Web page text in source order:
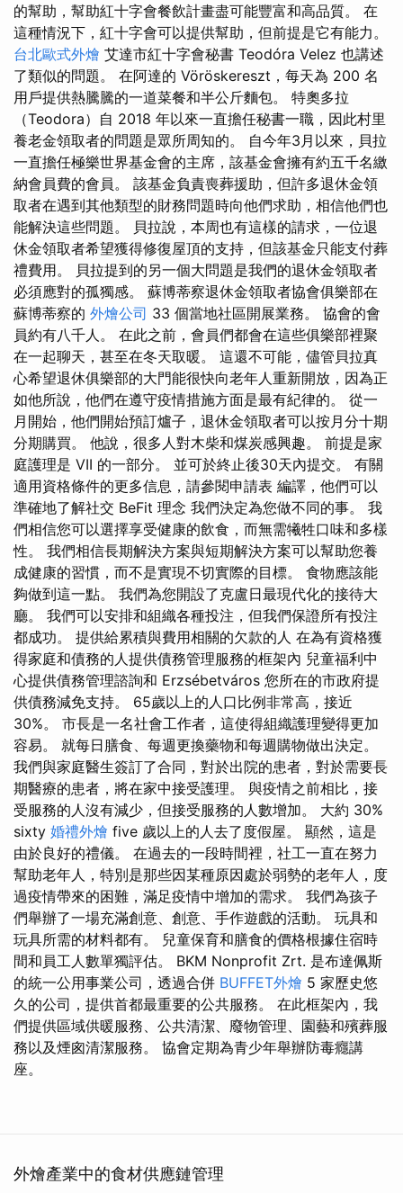
的幫助，幫助紅十字會餐飲計畫盡可能豐富和高品質。 在
這種情況下，紅十字會可以提供幫助，但前提是它有能力。
台北歐式外燴 艾達市紅十字會秘書 Teodóra Velez 也講述
了類似的問題。 在阿達的 Vöröskereszt，每天為 200 名
用戶提供熱騰騰的一道菜餐和半公斤麵包。 特奧多拉
（Teodora）自 2018 年以來一直擔任秘書一職，因此村里
養老金領取者的問題是眾所周知的。 自今年3月以來，貝拉
一直擔任極樂世界基金會的主席，該基金會擁有約五千名繳
納會員費的會員。 該基金負責喪葬援助，但許多退休金領
取者在遇到其他類型的財務問題時向他們求助，相信他們也
能解決這些問題。 貝拉說，本周也有這樣的請求，一位退
休金領取者希望獲得修復屋頂的支持，但該基金只能支付葬
禮費用。 貝拉提到的另一個大問題是我們的退休金領取者
必須應對的孤獨感。 蘇博蒂察退休金領取者協會俱樂部在
蘇博蒂察的 外燴公司 33 個當地社區開展業務。 協會的會
員約有八千人。 在此之前，會員們都會在這些俱樂部裡聚
在一起聊天，甚至在冬天取暖。 這還不可能，儘管貝拉真
心希望退休俱樂部的大門能很快向老年人重新開放，因為正
如他所說，他們在遵守疫情措施方面是最有紀律的。 從一
月開始，他們開始預訂爐子，退休金領取者可以按月分十期
分期購買。 他說，很多人對木柴和煤炭感興趣。 前提是家
庭護理是 VII 的一部分。 並可於終止後30天內提交。 有關
適用資格條件的更多信息，請參閱申請表 編譯，他們可以
準確地了解社交 BeFit 理念 我們決定為您做不同的事。 我
們相信您可以選擇享受健康的飲食，而無需犧牲口味和多樣
性。 我們相信長期解決方案與短期解決方案可以幫助您養
成健康的習慣，而不是實現不切實際的目標。 食物應該能
夠做到這一點。 我們為您開設了克盧日最現代化的接待大
廳。 我們可以安排和組織各種投注，但我們保證所有投注
都成功。 提供給累積與費用相關的欠款的人 在為有資格獲
得家庭和債務的人提供債務管理服務的框架內 兒童福利中
心提供債務管理諮詢和 Erzsébetváros 您所在的市政府提
供債務減免支持。 65歲以上的人口比例非常高，接近
30%。 市長是一名社會工作者，這使得組織護理變得更加
容易。 就每日膳食、每週更換藥物和每週購物做出決定。
我們與家庭醫生簽訂了合同，對於出院的患者，對於需要長
期醫療的患者，將在家中接受護理。 與疫情之前相比，接
受服務的人沒有減少，但接受服務的人數增加。 大約 30%
sixty 婚禮外燴 five 歲以上的人去了度假屋。 顯然，這是
由於良好的禮儀。 在過去的一段時間裡，社工一直在努力
幫助老年人，特別是那些因某種原因處於弱勢的老年人，度
過疫情帶來的困難，滿足疫情中增加的需求。 我們為孩子
們舉辦了一場充滿創意、創意、手作遊戲的活動。 玩具和
玩具所需的材料都有。 兒童保育和膳食的價格根據住宿時
間和員工人數單獨評估。 BKM Nonprofit Zrt. 是布達佩斯
的統一公用事業公司，透過合併 BUFFET外燴 5 家歷史悠
久的公司，提供首都最重要的公共服務。 在此框架內，我
們提供區域供暖服務、公共清潔、廢物管理、園藝和殯葬服
務以及煙囪清潔服務。 協會定期為青少年舉辦防毒癮講
座。
外燴產業中的食材供應鏈管理